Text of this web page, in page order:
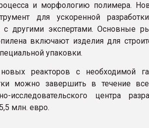
и морфологию полимера.
для ускоренной
с другими экспертами. Основные
включают изделия для
упаковки.
новых реакторов с необходимой
можно завершить в течение
исследовательского центра
млн. евро.